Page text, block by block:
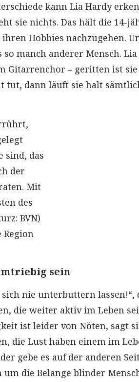
kann Lia Hardy
sie nichts. Das hält die 14-
Hobbies nachzugehen.
manch anderer Mensch.
Gitarrenchor – geritten ist sie
tut, dann läuft sie halt
sind, das
der
Mit
des
BVN)
Region
sein
nie unterbuttern lassen!“,
die weiter aktiv im Leben
ist leider von Nöten, sagt
die Lust haben einem im
gebe es auf der anderen
die Belange blinder